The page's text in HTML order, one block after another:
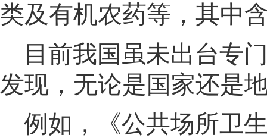
类及有机农药等 ， 其中
目前我国虽未出台专
发现，无论是国家还是
例如 ，
《公共场所卫